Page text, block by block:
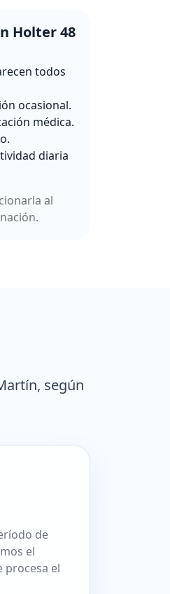
Holter 48
todos
ocasional.
médica.
diaria
al
según
de
el
procesa el